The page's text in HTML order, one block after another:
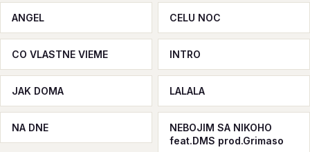
Т У Ф Х Ц Ч Ш Э Ю
Я En A B C D E F G
H J M
Q R V
ANGEL CELU NOC
CO VLASTNE VIEME INTRO
JAK DOMA LALALA
NA DNE
NEBOJIM SA NIKOHO
feat.DMS prod.Grimaso